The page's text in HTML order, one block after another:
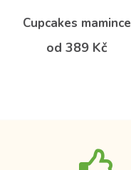
Cupcakes mamince
od 389 Kč